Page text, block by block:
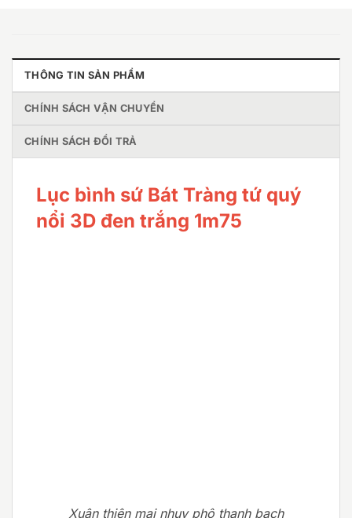
THÔNG TIN SẢN PHẨM
CHÍNH SÁCH VẬN CHUYỂN
CHÍNH SÁCH ĐỔI TRẢ
Lục bình sứ Bát Tràng tứ quý
nổi 3D đen trắng 1m75
Xuân thiên mai nhụy phô thanh bạch